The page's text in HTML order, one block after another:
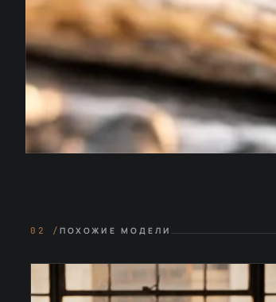
02 /ПОХОЖИЕ МОДЕЛИ